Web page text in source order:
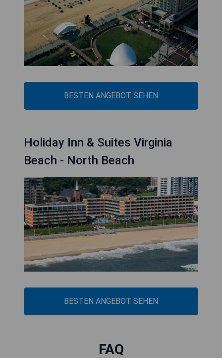
BESTEN ANGEBOT SEHEN
Holiday Inn & Suites Virginia
Beach - North Beach
BESTEN ANGEBOT SEHEN
FAQ